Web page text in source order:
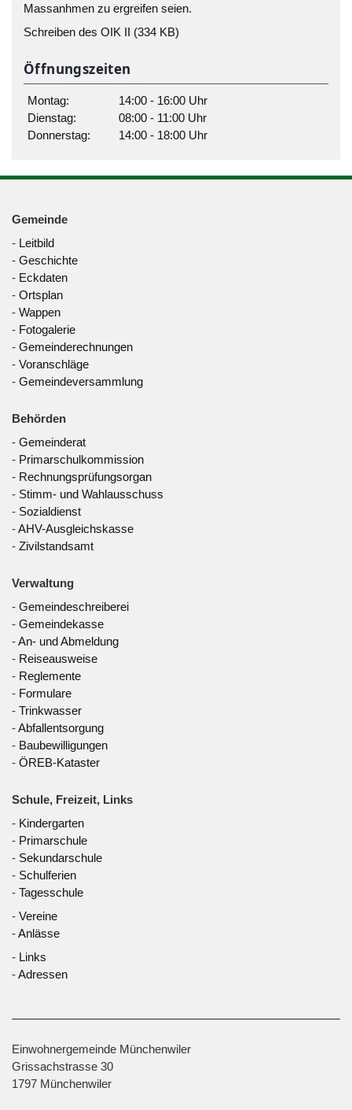
Massanhmen zu ergreifen seien.
Schreiben des OIK II (334 KB)
Öffnungszeiten
Montag:
Dienstag:
Donnerstag:
14:00 - 16:00 Uhr
08:00 - 11:00 Uhr
14:00 - 18:00 Uhr
Gemeinde
- Leitbild
- Geschichte
- Eckdaten
- Ortsplan
- Wappen
- Fotogalerie
- Gemeinderechnungen
- Voranschläge
- Gemeindeversammlung
Behörden
- Gemeinderat
- Primarschulkommission
- Rechnungsprüfungsorgan
- Stimm- und Wahlausschuss
- Sozialdienst
-AHV-Ausgleichskasse
- Zivilstandsamt
Verwaltung
- Gemeindeschreiberei
- Gemeindekasse
-An- und Abmeldung
- Reiseausweise
- Reglemente
- Formulare
- Trinkwasser
-Abfallentsorgung
- Baubewilligungen
- ÖREB-Kataster
Schule, Freizeit, Links
- Kindergarten
- Primarschule
- Sekundarschule
- Schulferien
- Tagesschule
- Vereine
-Anlässe
- Links
-Adressen
Einwohnergemeinde Münchenwiler
Grissachstrasse 30
1797 Münchenwiler